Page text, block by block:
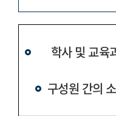
학사 및 교육
구성원 간의